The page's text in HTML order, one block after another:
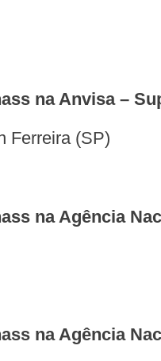
na Anvisa –
Ferreira (SP)
na Agência
na Agência